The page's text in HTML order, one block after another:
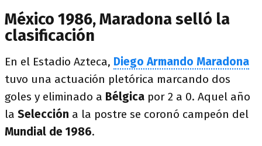
México 1986, Maradona selló la
clasificación
En el Estadio Azteca, Diego Armando Maradona
tuvo una actuación pletórica marcando dos
goles y eliminado a Bélgica por 2 a 0. Aquel año
la Selección a la postre se coronó campeón del
Mundial de 1986.